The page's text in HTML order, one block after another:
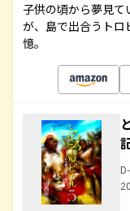
子供の頃から夢見
が、島で出合うト
憶。